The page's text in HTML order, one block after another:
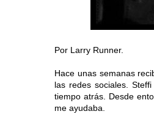
Por Larry Runner.
Hace unas semanas
las redes sociales.
tiempo atrás. Desde
me ayudaba.